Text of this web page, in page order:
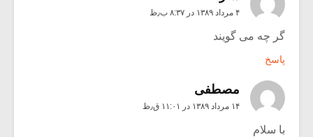
۴ مرداد ۱۳۸۹ در ۸:۳۷ ب٫ظ
گر چه می گویند
پاسخ
مصطفی
۱۴ مرداد ۱۳۸۹ در ۱۱:۰۱ ق٫ظ
با سلام